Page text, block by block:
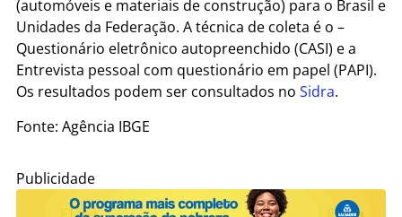
(automóveis e materiais de construção) para o Brasil e
Unidades da Federação. A técnica de coleta é o –
Questionário eletrônico autopreenchido (CASI) e a
Entrevista pessoal com questionário em papel (PAPI).
Os resultados podem ser consultados no Sidra.
Fonte: Agência IBGE
Publicidade